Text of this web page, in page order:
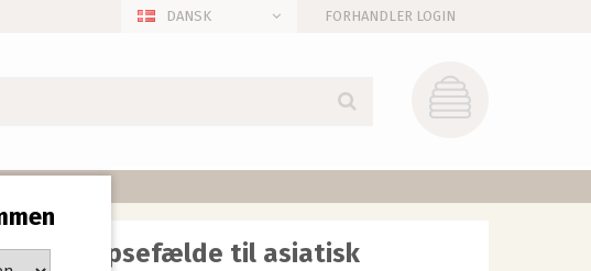
FORHANDLER LOGIN
DANSK
Hvepsefælde til asiatisk